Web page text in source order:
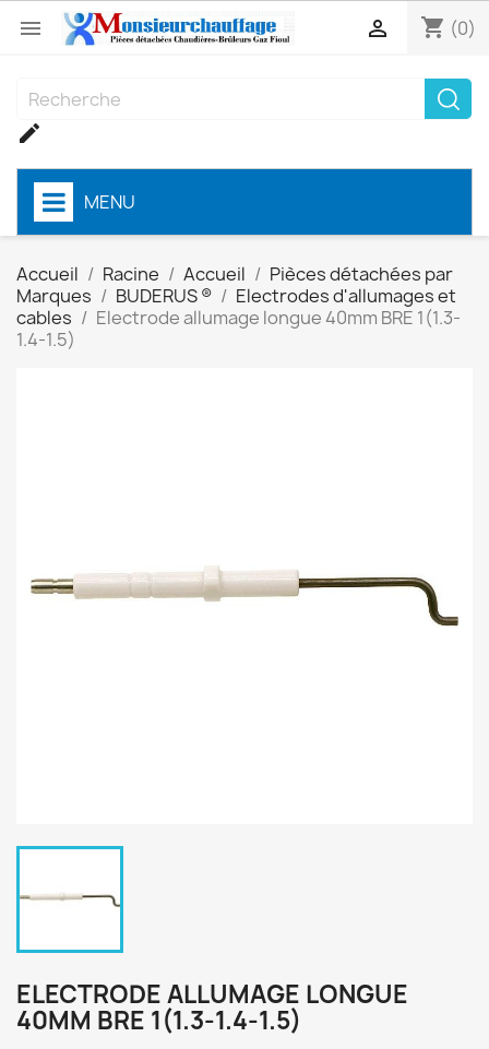
 shopping_cart (0)


MENU
Accueil Racine Accueil
Pièces détachées par
Marques
BUDERUS ®
Electrodes d'allumages et
cables
Electrode allumage longue 40mm BRE 1(1.3-
1.4-1.5)
ELECTRODE ALLUMAGE LONGUE
40MM BRE 1(1.3-1.4-1.5)